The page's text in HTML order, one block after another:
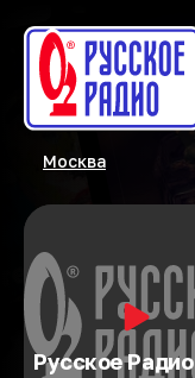
Москва
Русское Радио